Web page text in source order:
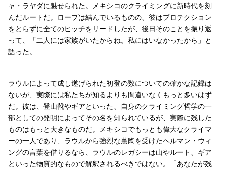
ャ・ラヤダに魅せられた。メキシコのクライミングに新時代を刻
んだルートだ。ロープは結んでいるものの、彼はプロテクション
をとらずに全てのピッチをリードしたが、後日そのことを振り返
って、「二人には家族がいたからね。私にはいなかったから」と
語った。
ラウルによって成し遂げられた初登の数についての確かな記録は
ないが、実際には私たちが知るよりも間違いなくもっと多いはず
だ。彼は、登山靴やギアといった、自身のクライミング哲学の一
部としての発明によってその名を知られているが、実際に残した
ものはもっと大きなものだ。メキシコでもっとも偉大なクライマ
ーの一人であり、ラウルから強烈な薫陶を受けたヘルマン・ウィ
ングの言葉を借りるなら、ラウルのレガシーは山やルート、ギア
といった物質的なもので解釈されるべきではない。「あなたが残